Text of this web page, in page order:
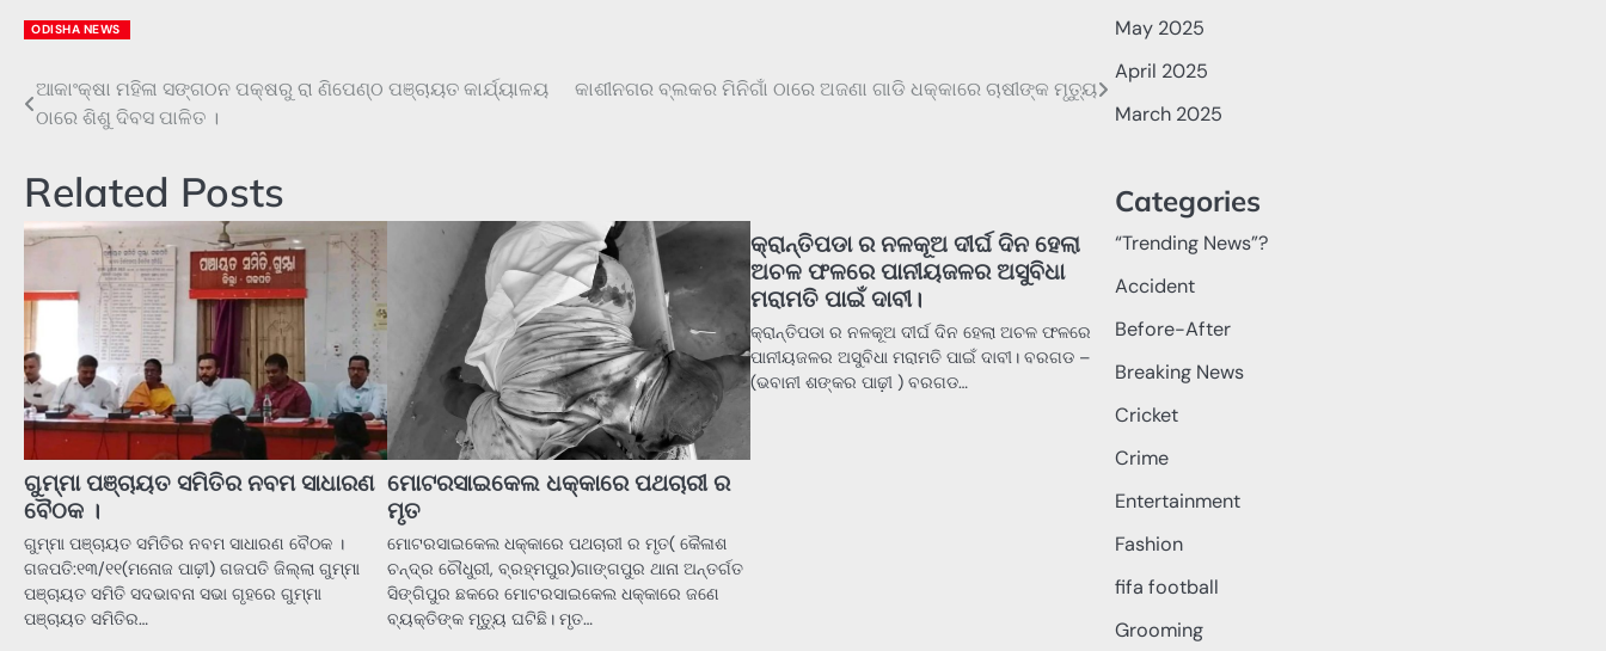
ODISHA NEWS
Post
navigation
ଆକାଂକ୍ଷା ମହିଳା ସଙ୍ଗଠନ ପକ୍ଷରୁ ରା ଣିପେଣ୍ଠ ପଞ୍ଚାୟତ କାର୍ଯ୍ୟାଳୟ
ଠାରେ ଶିଶୁ ଦିବସ ପାଳିତ ।
କାଶୀନଗର ବ୍ଲକର ମିନିଗାଁ ଠାରେ ଅଜଣା ଗାଡି ଧକ୍କାରେ ଚାଷୀଙ୍କ ମୃତ୍ୟୁ
Related Posts
ଗୁମ୍ମା ପଞ୍ଚାୟତ ସମିତିର ନବମ ସାଧାରଣ
ବୈଠକ ।
ଗୁମ୍ମା ପଞ୍ଚାୟତ ସମିତିର ନବମ ସାଧାରଣ ବୈଠକ ।
ଗଜପତି:୧୩/୧୧(ମନୋଜ ପାଢ଼ୀ) ଗଜପତି ଜିଲ୍ଲା ଗୁମ୍ମା
ପଞ୍ଚାୟତ ସମିତି ସଦଭାବନା ସଭା ଗୃହରେ ଗୁମ୍ମା
ପଞ୍ଚାୟତ ସମିତିର…
ମୋଟରସାଇକେଲ ଧକ୍କାରେ ପଥଚାରୀ ର
ମୃତ
ମୋଟରସାଇକେଲ ଧକ୍କାରେ ପଥଚାରୀ ର ମୃତ( କୈଳାଶ
ଚନ୍ଦ୍ର ଚୌଧୁରୀ, ବ୍ରହ୍ମପୁର)ଗାଙ୍ଗପୁର ଥାନା ଅନ୍ତର୍ଗତ
ସିଙ୍ଗିପୁର ଛକରେ ମୋଟରସାଇକେଲ ଧକ୍କାରେ ଜଣେ
ବ୍ୟକ୍ତିଙ୍କ ମୃତ୍ୟୁ ଘଟିଛି। ମୃତ…
କ୍ରାନ୍ତିପଡା ର ନଳକୂଅ ଦୀର୍ଘ ଦିନ ହେଲା
ଅଚଳ ଫଳରେ ପାନୀୟଜଳର ଅସୁବିଧା
ମରାମତି ପାଇଁ ଦାବୀ।
କ୍ରାନ୍ତିପଡା ର ନଳକୂଅ ଦୀର୍ଘ ଦିନ ହେଲା ଅଚଳ ଫଳରେ
ପାନୀୟଜଳର ଅସୁବିଧା ମରାମତି ପାଇଁ ଦାବୀ। ବରଗଡ –
(ଭବାନୀ ଶଙ୍କର ପାଢ଼ୀ ) ବରଗଡ…
May 2025
April 2025
March 2025
Categories
“Trending News”?
Accident
Before-After
Breaking News
Cricket
Crime
Entertainment
Fashion
fifa football
Grooming